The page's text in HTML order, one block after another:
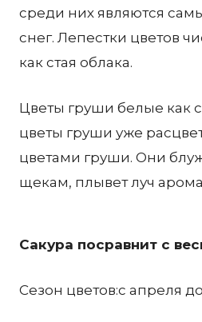
среди них являются
снег. Лепестки цветов
как стая облака.
Цветы груши белые как
цветы груши уже
цветами груши. Они
щекам, плывет луч
Сакура посравнит с
Сезон цветов:с апреля